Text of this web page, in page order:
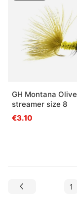
GH Montana Olive
streamer size 8
€3.10
1